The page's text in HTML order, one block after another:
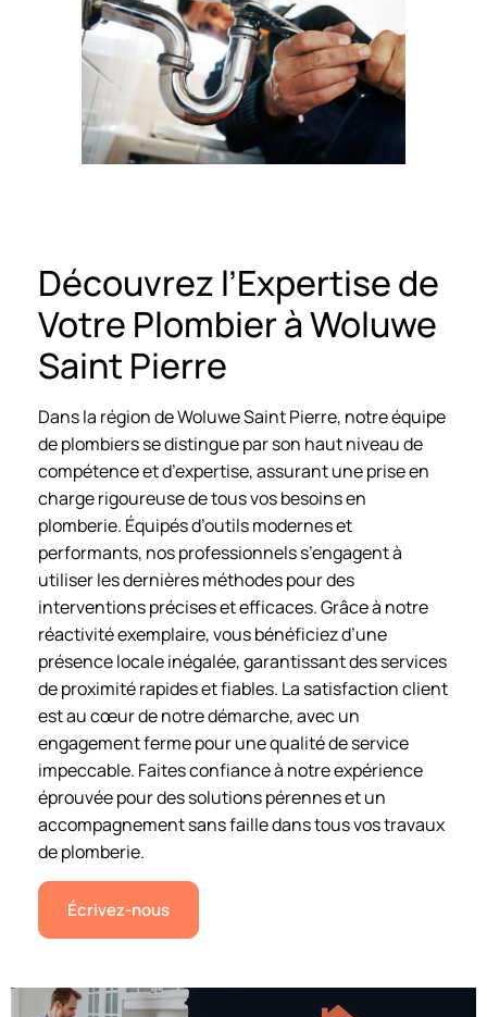
Découvrez l’Expertise de
Votre Plombier à Woluwe
Saint Pierre
Dans la région de Woluwe Saint Pierre, notre équipe
de plombiers se distingue par son haut niveau de
compétence et d’expertise, assurant une prise en
charge rigoureuse de tous vos besoins en
plomberie. Équipés d’outils modernes et
performants, nos professionnels s’engagent à
utiliser les dernières méthodes pour des
interventions précises et efficaces. Grâce à notre
réactivité exemplaire, vous bénéficiez d’une
présence locale inégalée, garantissant des services
de proximité rapides et fiables. La satisfaction client
est au cœur de notre démarche, avec un
engagement ferme pour une qualité de service
impeccable. Faites confiance à notre expérience
éprouvée pour des solutions pérennes et un
accompagnement sans faille dans tous vos travaux
de plomberie.
Écrivez-nous